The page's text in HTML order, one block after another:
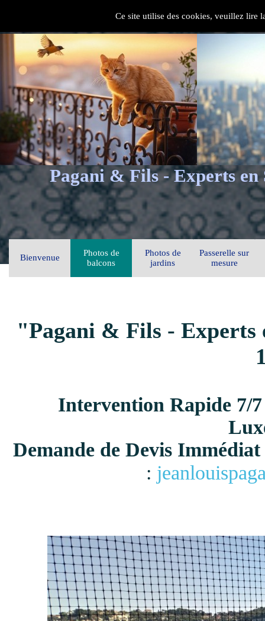
Ce site utilise des cookies, veuillez lire
Pagani & Fils - Experts en
Bienvenue
Photos de
balcons
Photos de
jardins
Passerelle sur
mesure
"Pagani & Fils - Experts
Intervention Rapide 7/
Demande de Devis
: